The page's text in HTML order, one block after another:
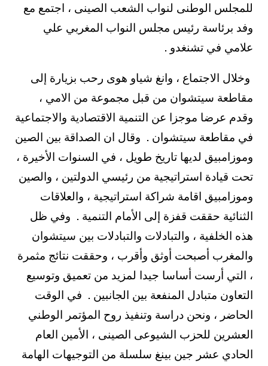
للمجلس الوطنى لنواب الشعب الصينى ، اجتمع مع
وفد برئاسة رئيس مجلس النواب المغربي علي
علامي في تشنغدو .
وخلال الاجتماع ، وانغ شياو هوى رحب بزيارة إلى
مقاطعة سيتشوان من قبل مجموعة من الامي ،
وقدم عرضا موجزا عن التنمية الاقتصادية والاجتماعية
في مقاطعة سيتشوان . وقال ان الصداقة بين الصين
وموزامبيق لديها تاريخ طويل ، في السنوات الأخيرة ،
تحت قيادة استراتيجية من رئيسي الدولتين ، والصين
وموزامبيق اقامة شراكة استراتيجية ، والعلاقات
الثنائية حققت قفزة إلى الأمام التنمية . وفي ظل
هذه الخلفية ، والتبادلات والتبادلات بين سيتشوان
والمغرب أصبحت أوثق وأقرب ، وحققت نتائج مثمرة
، التي أرست أساسا جيدا لمزيد من تعميق وتوسيع
التعاون متبادل المنفعة بين الجانبين . في الوقت
الحاضر ، ونحن دراسة وتنفيذ روح المؤتمر الوطني
العشرين للحزب الشيوعى الصينى ، الأمين العام
الحادي عشر جين بينغ سلسلة من التوجيهات الهامة